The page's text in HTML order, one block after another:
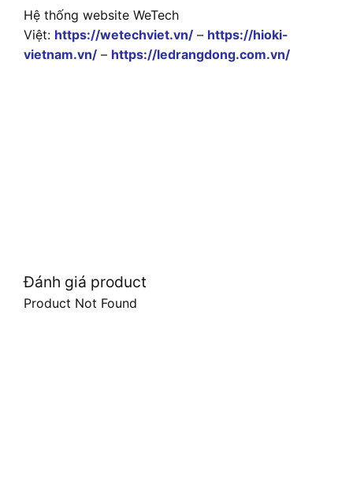
Hệ thống website WeTech
Việt: https://wetechviet.vn/ – https://hioki-
vietnam.vn/ – https://ledrangdong.com.vn/
Đánh giá product
Product Not Found